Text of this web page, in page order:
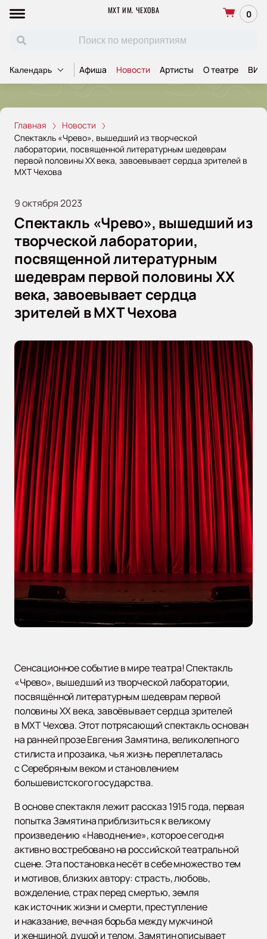
МХТ ИМ. ЧЕХОВА 0
Календарь Афиша Новости Артисты О театре ВИП
Главная
Новости
Спектакль «Чрево», вышедший из творческой
лаборатории, посвященной литературным шедеврам
первой половины XX века, завоевывает сердца зрителей в
МХТ Чехова
9 октября 2023
Спектакль «Чрево», вышедший из
творческой лаборатории,
посвященной литературным
шедеврам первой половины XX
века, завоевывает сердца
зрителей в МХТ Чехова
Сенсационное событие в мире театра! Спектакль
«Чрево», вышедший из творческой лаборатории,
посвящённой литературным шедеврам первой
половины XX века, завоёвывает сердца зрителей
в МХТ Чехова. Этот потрясающий спектакль основан
на ранней прозе Евгения Замятина, великолепного
стилиста и прозаика, чья жизнь переплеталась
с Серебряным веком и становлением
большевистского государства.
В основе спектакля лежит рассказ 1915 года, первая
попытка Замятина приблизиться к великому
произведению «Наводнение», которое сегодня
активно востребовано на российской театральной
сцене. Эта постановка несёт в себе множество тем
и мотивов, близких автору: страсть, любовь,
вожделение, страх перед смертью, земля
как источник жизни и смерти, преступление
и наказание, вечная борьба между мужчиной
и женщиной, душой и телом. Замятин описывает